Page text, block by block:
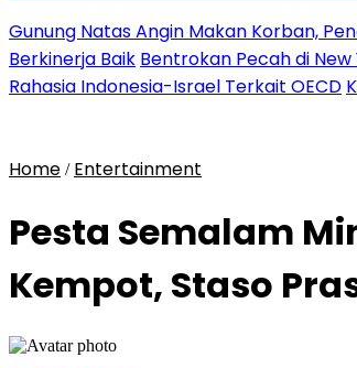
Gunung Natas Angin Makan Korban,
Berkinerja Baik Bentrokan Pecah di
Rahasia Indonesia-Israel Terkait OECD
Home / Entertainment
Pesta Semalam
Kempot, Staso